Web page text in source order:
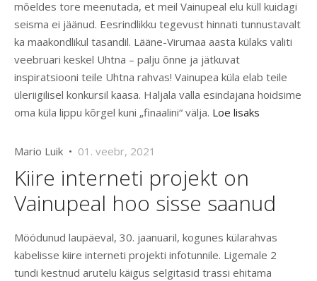
mõeldes tore meenutada, et meil Vainupeal elu küll kuidagi
seisma ei jäänud. Eesrindlikku tegevust hinnati tunnustavalt
ka maakondlikul tasandil. Lääne-Virumaa aasta külaks valiti
veebruari keskel Uhtna – palju õnne ja jätkuvat
inspiratsiooni teile Uhtna rahvas! Vainupea küla elab teile
üleriigilisel konkursil kaasa. Haljala valla esindajana hoidsime
oma küla lippu kõrgel kuni „finaalini“ välja. Loe lisaks
Mario Luik • 01. veebr, 2021
Kiire interneti projekt on
Vainupeal hoo sisse saanud
Möödunud laupäeval, 30. jaanuaril, kogunes külarahvas
kabelisse kiire interneti projekti infotunnile. Ligemale 2
tundi kestnud arutelu käigus selgitasid trassi ehitama